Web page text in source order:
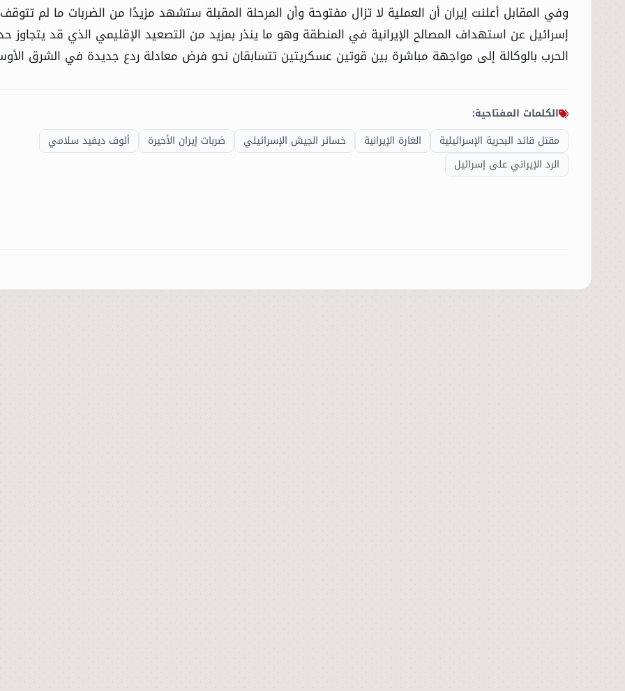
العالم
الاقتصاد
الحوادث
الفنون
وفي المقابل أعلنت إيران أن العملية لا تزال مفتوحة وأن المرحلة المقبلة ستشهد مزيدًا من الضربات ما لم تتوقف
إسرائيل عن استهداف المصالح الإيرانية في المنطقة وهو ما ينذر بمزيد من التصعيد الإقليمي الذي قد يتجاوز
الحرب بالوكالة إلى مواجهة مباشرة بين قوتين عسكريتين تتسابقان نحو فرض معادلة ردع جديدة في الشرق
الكلمات المفتاحية:
مقتل قائد البحرية الإسرائيلية
الغارة الإيرانية خسائر الجيش الإسرائيلي ضربات إيران الأخيرة
ألوف ديفيد سلامي
الرد الإيراني على إسرائيل